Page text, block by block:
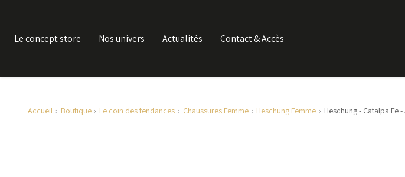
Le concept store Nos univers Actualités Contact & Accès
Accueil Boutique Le coin des tendances Chaussures Femme Heschung Femme Heschung - Catalpa Fe